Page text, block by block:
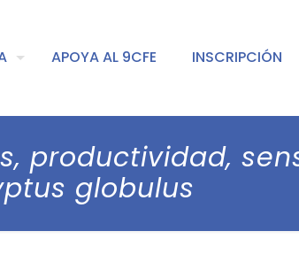
APOYA AL 9CFE INSCRIPCIÓN
productividad,
globulus